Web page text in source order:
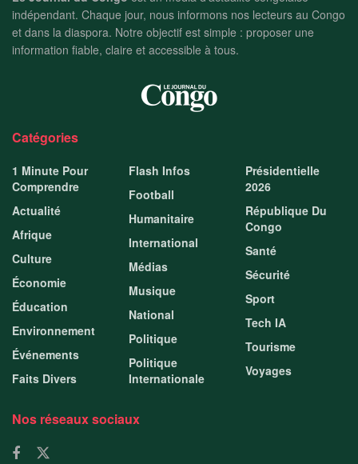
indépendant. Chaque jour, nous informons nos lecteurs au Congo
et dans la diaspora. Notre objectif est simple : proposer une
information fiable, claire et accessible à tous.
Catégories
1 Minute Pour
Comprendre
Actualité
Afrique
Culture
Économie
Éducation
Environnement
Événements
Faits Divers
Flash Infos
Football
Humanitaire
International
Médias
Musique
National
Politique
Politique
Internationale
Présidentielle
2026
République Du
Congo
Santé
Sécurité
Sport
Tech IA
Tourisme
Voyages
Nos réseaux sociaux